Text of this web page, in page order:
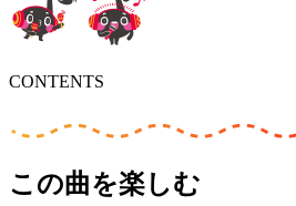
CONTENTS
この曲を楽しむ